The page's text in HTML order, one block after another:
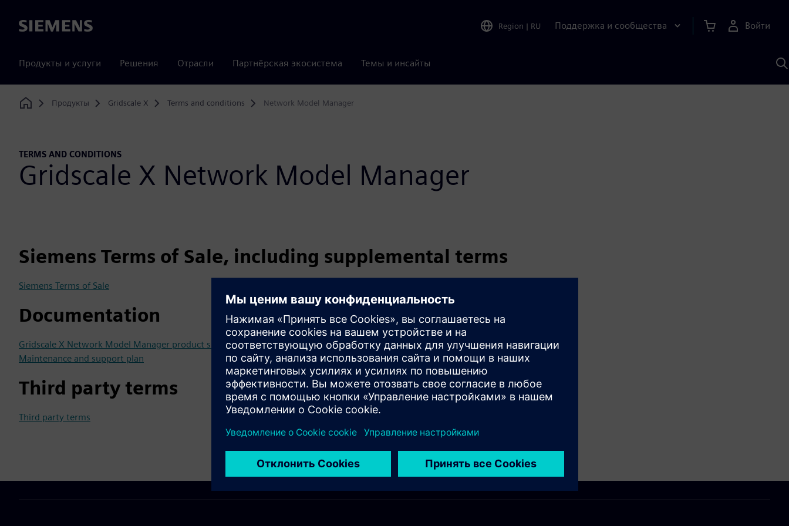
Siemens Region | RU Поддержка и сообщества Войти
Продукты и услуги Решения Отрасли Партнёрская экосистема Темы и инсайты
Home
Продукты Gridscale X Terms and conditions Network Model Manager
TERMS AND CONDITIONS
Gridscale X Network Model Manager
Siemens Terms of Sale, including supplemental terms
Siemens Terms of Sale
Documentation
Gridscale X Network Model Manager product sheet
Maintenance and support plan
Third party terms
Third party terms